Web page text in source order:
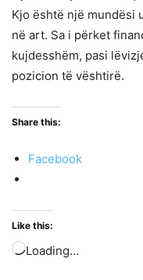
Kjo është një mundësi
në art. Sa i përket
kujdesshëm, pasi
pozicion të vështirë.
Share this:
Facebook
Like this:
Loading…